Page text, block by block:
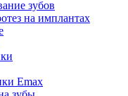
зубов
на имплантах
Emax